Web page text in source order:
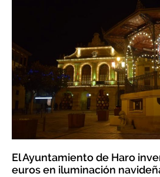
El Ayuntamiento de Haro
euros en iluminación